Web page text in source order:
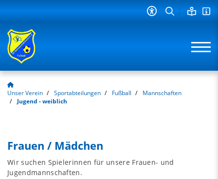
Unser Verein Sportabteilungen Fußball
Mannschaften
Jugend - weiblich
Frauen / Mädchen
Wir suchen Spielerinnen für unsere Frauen- und
Jugendmannschaften.